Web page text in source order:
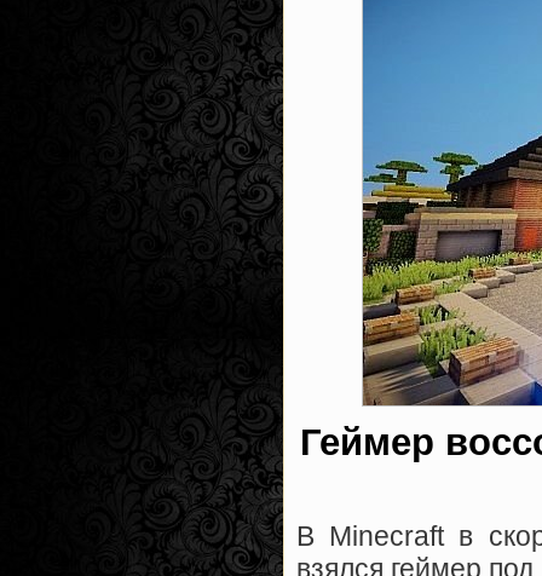
Геймер
В Minecraft в
взялся геймер